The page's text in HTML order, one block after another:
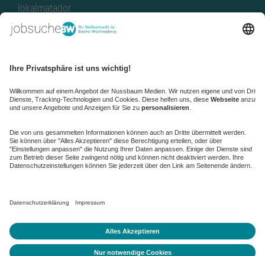
lokalmatador
kaufinBW
NussbaumID
Nussbaum Medien
de.jobble.org
Datenschutz